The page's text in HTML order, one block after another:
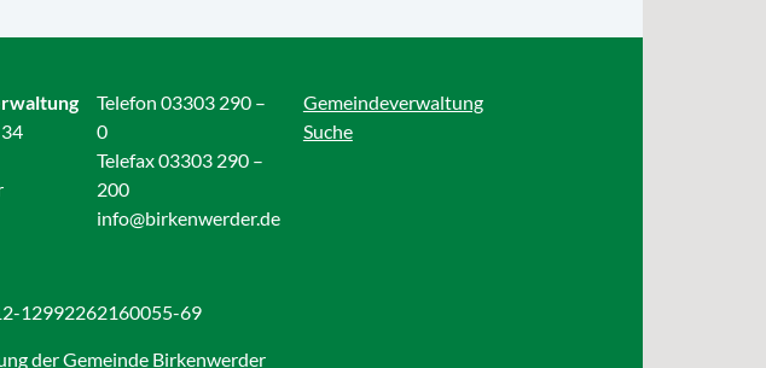
Telefon 03303 290 –
0
Telefax 03303 290 –
200
info@birkenwerder.de
Gemeindeverwaltung
Suche
12992262160055-69
der Gemeinde Birkenwerder